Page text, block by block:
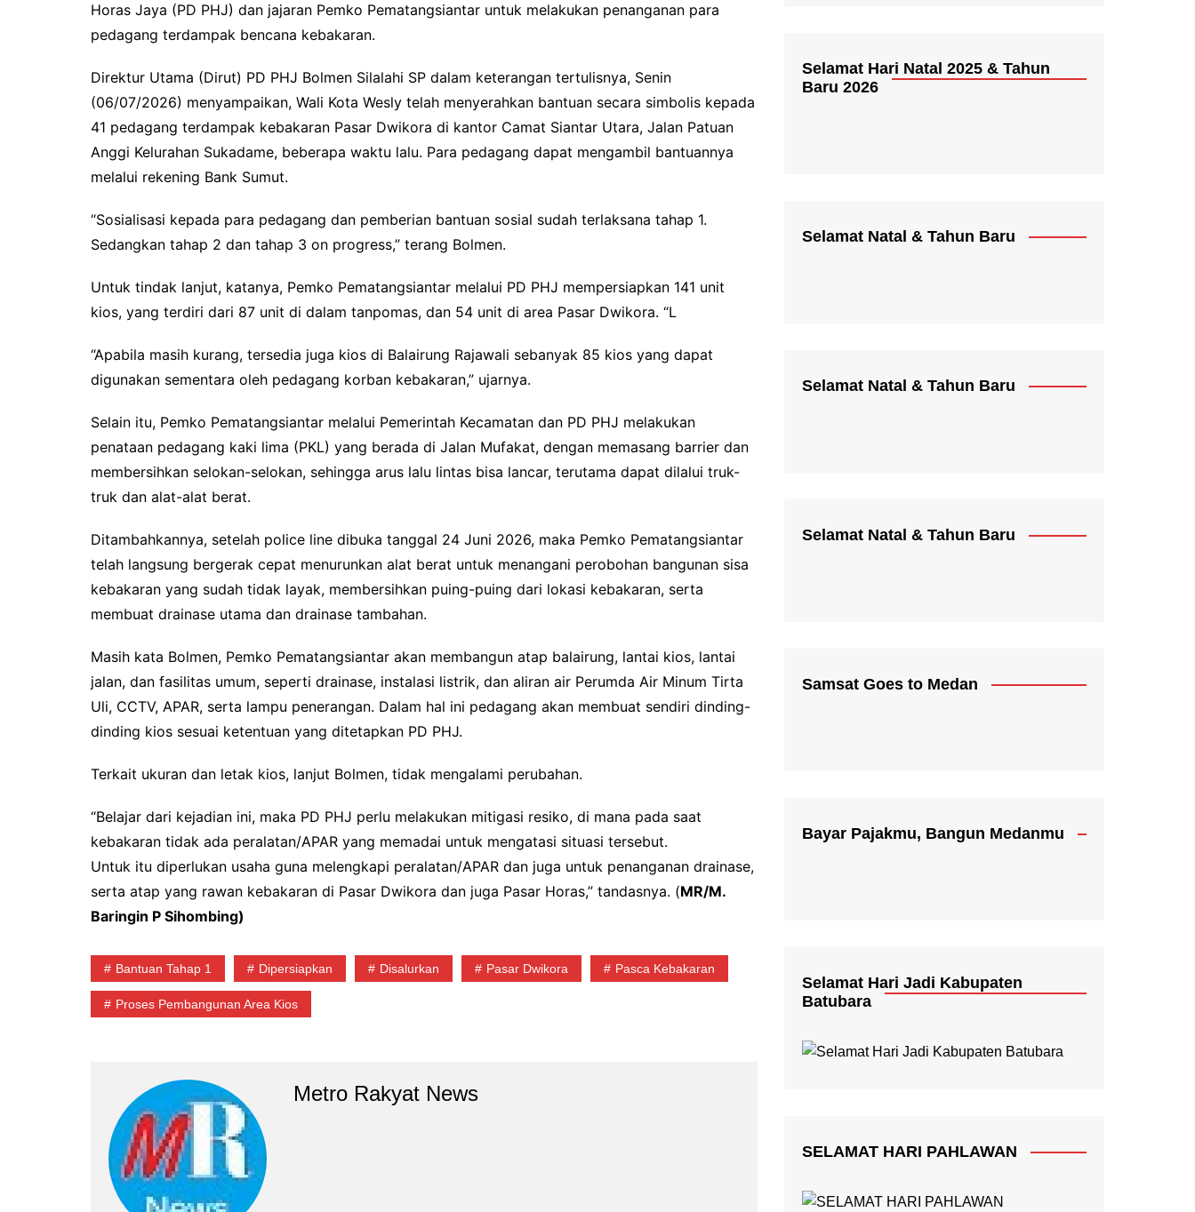
Horas Jaya (PD PHJ) dan jajaran Pemko Pematangsiantar untuk melakukan penanganan para
pedagang terdampak bencana kebakaran.
Direktur Utama (Dirut) PD PHJ Bolmen Silalahi SP dalam keterangan tertulisnya, Senin
(06/07/2026) menyampaikan, Wali Kota Wesly telah menyerahkan bantuan secara simbolis kepada
41 pedagang terdampak kebakaran Pasar Dwikora di kantor Camat Siantar Utara, Jalan Patuan
Anggi Kelurahan Sukadame, beberapa waktu lalu. Para pedagang dapat mengambil bantuannya
melalui rekening Bank Sumut.
“Sosialisasi kepada para pedagang dan pemberian bantuan sosial sudah terlaksana tahap 1.
Sedangkan tahap 2 dan tahap 3 on progress,” terang Bolmen.
Untuk tindak lanjut, katanya, Pemko Pematangsiantar melalui PD PHJ mempersiapkan 141 unit
kios, yang terdiri dari 87 unit di dalam tanpomas, dan 54 unit di area Pasar Dwikora. “L
“Apabila masih kurang, tersedia juga kios di Balairung Rajawali sebanyak 85 kios yang dapat
digunakan sementara oleh pedagang korban kebakaran,” ujarnya.
Selain itu, Pemko Pematangsiantar melalui Pemerintah Kecamatan dan PD PHJ melakukan
penataan pedagang kaki lima (PKL) yang berada di Jalan Mufakat, dengan memasang barrier dan
membersihkan selokan-selokan, sehingga arus lalu lintas bisa lancar, terutama dapat dilalui truk-
truk dan alat-alat berat.
Ditambahkannya, setelah police line dibuka tanggal 24 Juni 2026, maka Pemko Pematangsiantar
telah langsung bergerak cepat menurunkan alat berat untuk menangani perobohan bangunan sisa
kebakaran yang sudah tidak layak, membersihkan puing-puing dari lokasi kebakaran, serta
membuat drainase utama dan drainase tambahan.
Masih kata Bolmen, Pemko Pematangsiantar akan membangun atap balairung, lantai kios, lantai
jalan, dan fasilitas umum, seperti drainase, instalasi listrik, dan aliran air Perumda Air Minum Tirta
Uli, CCTV, APAR, serta lampu penerangan. Dalam hal ini pedagang akan membuat sendiri dinding-
dinding kios sesuai ketentuan yang ditetapkan PD PHJ.
Terkait ukuran dan letak kios, lanjut Bolmen, tidak mengalami perubahan.
“Belajar dari kejadian ini, maka PD PHJ perlu melakukan mitigasi resiko, di mana pada saat
kebakaran tidak ada peralatan/APAR yang memadai untuk mengatasi situasi tersebut.
Untuk itu diperlukan usaha guna melengkapi peralatan/APAR dan juga untuk penanganan drainase,
serta atap yang rawan kebakaran di Pasar Dwikora dan juga Pasar Horas,” tandasnya. (MR/M.
Baringin P Sihombing)
Bantuan Tahap 1 Dipersiapkan Disalurkan Pasar Dwikora Pasca Kebakaran
Proses Pembangunan Area Kios
Metro Rakyat News
Selamat Hari Natal 2025 & Tahun
Baru 2026
Selamat Natal & Tahun Baru
Selamat Natal & Tahun Baru
Selamat Natal & Tahun Baru
Samsat Goes to Medan
Bayar Pajakmu, Bangun Medanmu
Selamat Hari Jadi Kabupaten
Batubara
SELAMAT HARI PAHLAWAN